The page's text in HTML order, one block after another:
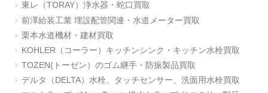
東レ（TORAY）浄水器・蛇口買取
前澤給装工業 埋設配管関連・水道メーター買取
栗本水道機材・建材買取
KOHLER（コーラー）キッチンシンク・キッチン水栓買取
TOZEN(トーゼン）のゴム継手・防振製品買取
デルタ（DELTA）水栓、タッチセンサー、洗面用水栓買取